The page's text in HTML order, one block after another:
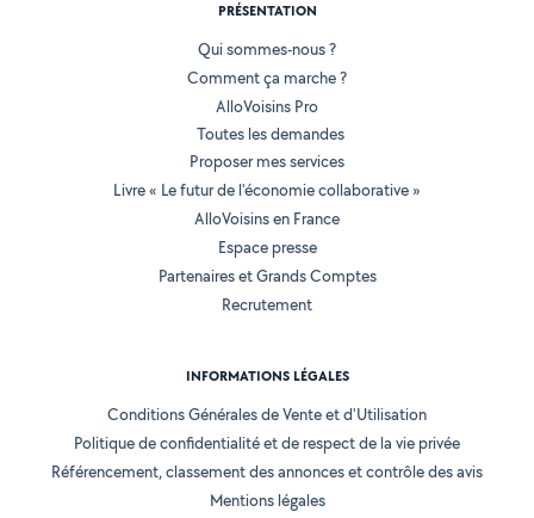
PRÉSENTATION
Qui sommes-nous ?
Comment ça marche ?
AlloVoisins Pro
Toutes les demandes
Proposer mes services
Livre « Le futur de l'économie collaborative »
AlloVoisins en France
Espace presse
Partenaires et Grands Comptes
Recrutement
INFORMATIONS LÉGALES
Conditions Générales de Vente et d'Utilisation
Politique de confidentialité et de respect de la vie privée
Référencement, classement des annonces et contrôle des avis
Mentions légales